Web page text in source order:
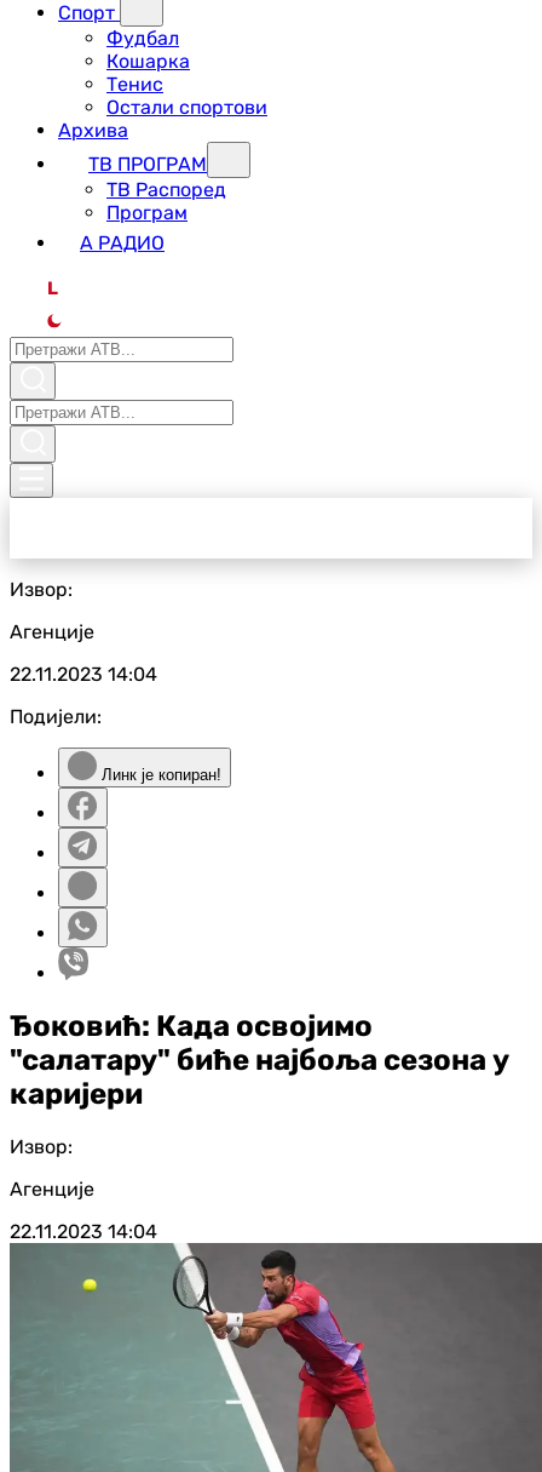
Спорт
Фудбал
Кошарка
Тенис
Остали спортови
Архива
ТВ ПРОГРАМ
ТВ Распоред
Програм
А РАДИО
L
Извор:
Агенције
22.11.2023 14:04
Подијели:
Линк је копиран!
Ђоковић: Када освојимо
"салатару" биће најбоља сезона у
каријери
Извор:
Агенције
22.11.2023 14:04